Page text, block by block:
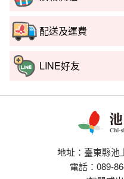
地址：臺東縣池
電話：089-
配送及運費
LINE好友